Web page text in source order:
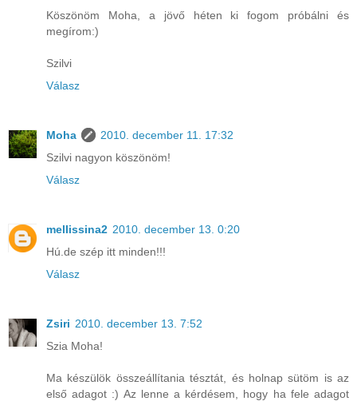
Köszönöm Moha, a jövő héten ki fogom próbálni és
megírom:)
Szilvi
Válasz
Moha
2010. december 11. 17:32
Szilvi nagyon köszönöm!
Válasz
mellissina2 2010. december 13. 0:20
Hú.de szép itt minden!!!
Válasz
Zsiri 2010. december 13. 7:52
Szia Moha!
Ma készülök összeállítania tésztát, és holnap sütöm is az
első adagot :) Az lenne a kérdésem, hogy ha fele adagot